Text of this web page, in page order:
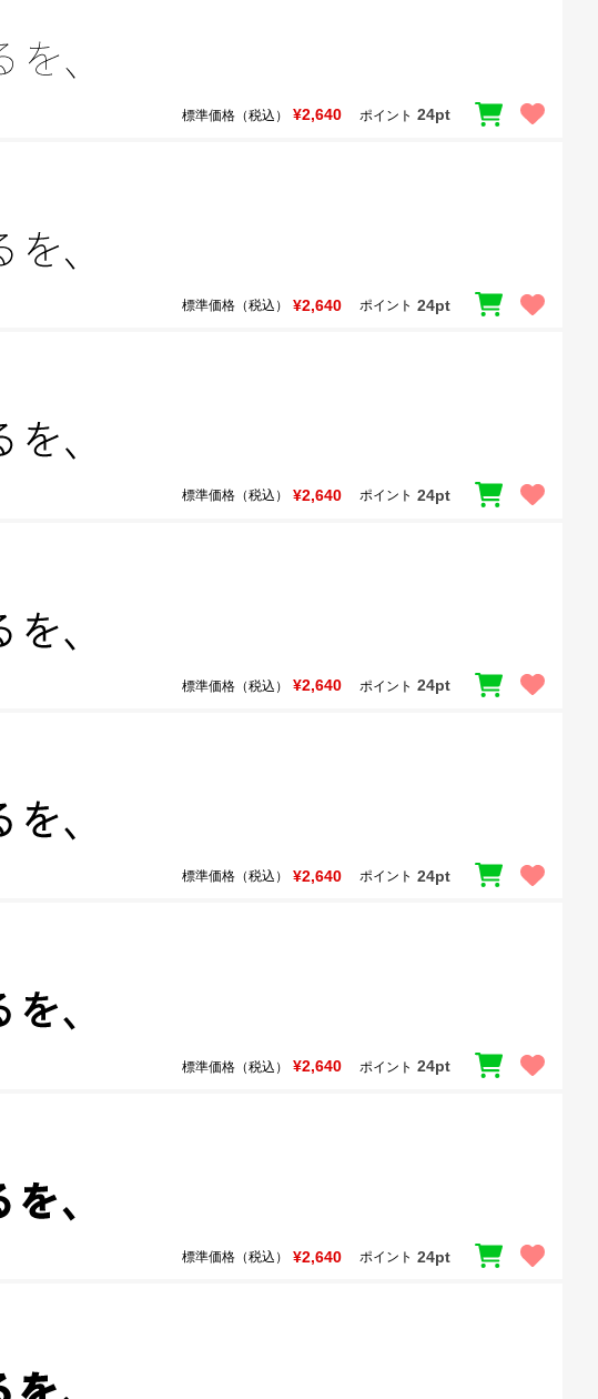
標準価格（税込） ¥2,640 ポイント 24pt
標準価格（税込） ¥2,640 ポイント 24pt
標準価格（税込） ¥2,640 ポイント 24pt
標準価格（税込） ¥2,640 ポイント 24pt
標準価格（税込） ¥2,640 ポイント 24pt
標準価格（税込） ¥2,640 ポイント 24pt
標準価格（税込） ¥2,640 ポイント 24pt